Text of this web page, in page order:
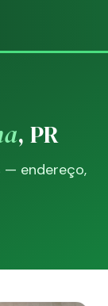
, PR
— endereço,